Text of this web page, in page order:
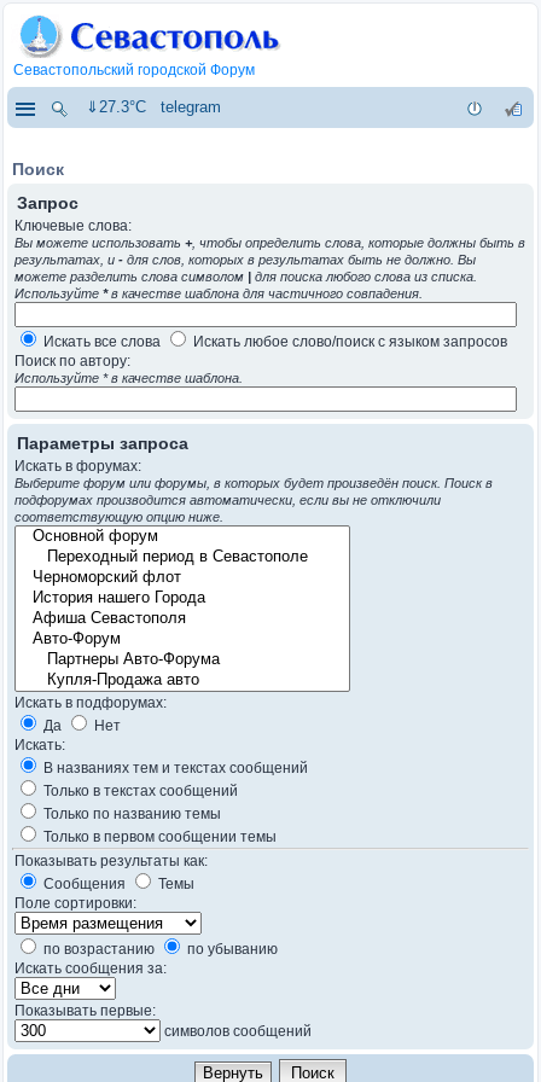
Севастопольский городской Форум
⇓27.3°C telegram
Поиск
Запрос
Ключевые слова:
Вы можете использовать +, чтобы определить слова, которые должны быть в
результатах, и - для слов, которых в результатах быть не должно. Вы
можете разделить слова символом | для поиска любого слова из списка.
Используйте *в качестве шаблона для частичного совпадения.
Искать все слова
Искать любое слово/поиск с языком запросов
Поиск по автору:
Используйте * в качестве шаблона.
Параметры запроса
Искать в форумах:
Выберите форум или форумы, в которых будет произведён поиск. Поиск в
подфорумах производится автоматически, если вы не отключили
соответствующую опцию ниже.
Искать в подфорумах:
Да
Нет
Искать:
В названиях тем и текстах сообщений
Только в текстах сообщений
Только по названию темы
Только в первом сообщении темы
Показывать результаты как:
Сообщения
Темы
Поле сортировки:
по возрастанию
по убыванию
Искать сообщения за:
Показывать первые:
символов сообщений